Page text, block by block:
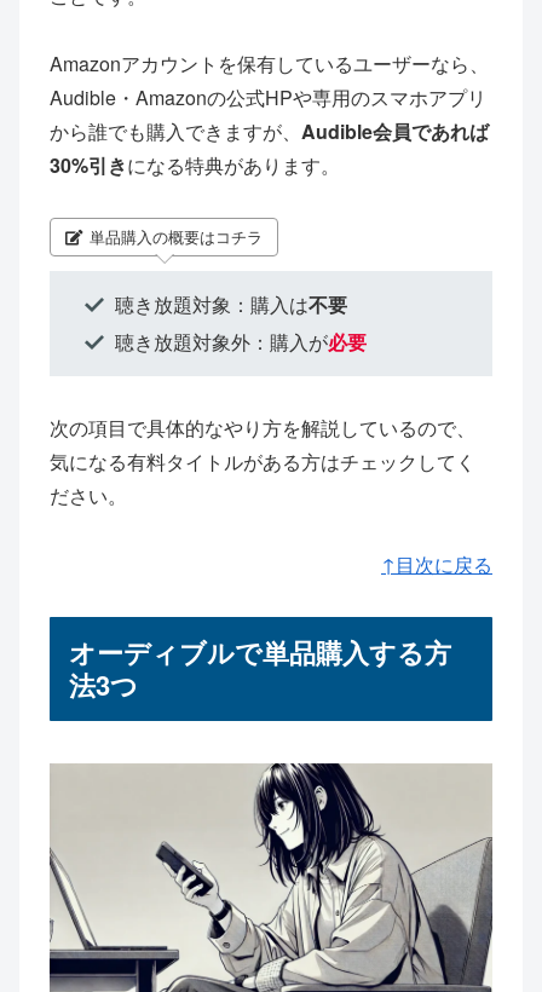
Amazonアカウントを保有しているユーザーなら、
Audible・Amazonの公式HPや専用のスマホアプリ
から誰でも購入できますが、 Audible会員であれば
30%引きになる特典があります。
単品購入の概要はコチラ
聴き放題対象：購入は不要
聴き放題対象外：購入が必要
次の項目で具体的なやり方を解説しているので、
気になる有料タイトルがある方はチェックしてく
ださい。
↑目次に戻る
オーディブルで単品購入する方
法3つ